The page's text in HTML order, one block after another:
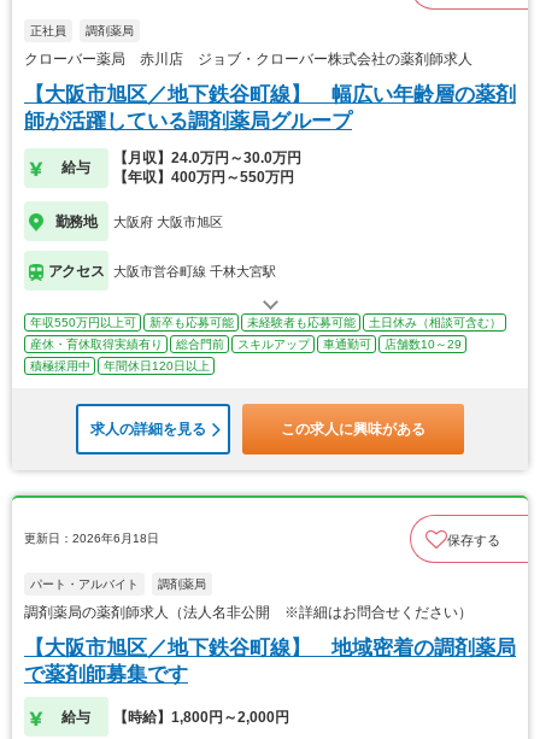
正社員 調剤薬局
クローバー薬局 赤川店 ジョブ・クローバー株式会社の薬剤師求人
【大阪市旭区／地下鉄谷町線】 幅広い年齢層の薬剤
師が活躍している調剤薬局グループ
給与
【月収】24.0万円～30.0万円
【年収】400万円～550万円
勤務地 大阪府 大阪市旭区
アクセス 大阪市営谷町線 千林大宮駅
年収550万円以上可 新卒も応募可能 未経験者も応募可能
土日休み（相談可含む）
産休・育休取得実績有り
総合門前 スキルアップ 車通勤可
店舗数10～29
積極採用中
年間休日120日以上
求人の詳細を見る この求人に興味がある
更新日：2026年6月18日 保存する
パート・アルバイト 調剤薬局
調剤薬局の薬剤師求人（法人名非公開 ※詳細はお問合せください）
【大阪市旭区／地下鉄谷町線】 地域密着の調剤薬局
で薬剤師募集です
給与 【時給】1,800円～2,000円